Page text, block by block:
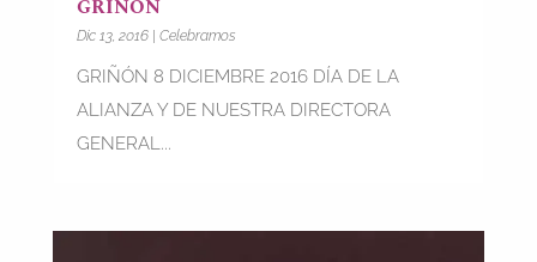
GRIÑÓN
Dic 13, 2016| Celebramos
GRIÑÓN 8 DICIEMBRE 2016 DÍA DE LA
ALIANZA Y DE NUESTRA DIRECTORA
GENERAL...